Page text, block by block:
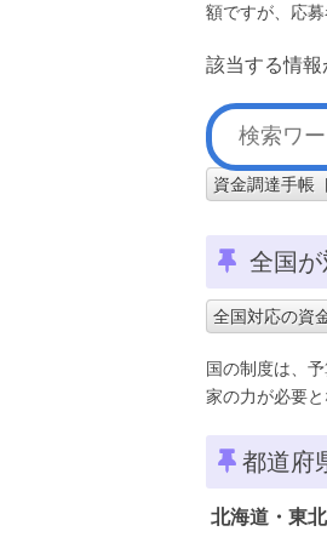
額ですが、応
該当する情報
資金調達手帳
全国
全国対応の資
国の制度は、
家の力が必要と
都道府
北海道・東北